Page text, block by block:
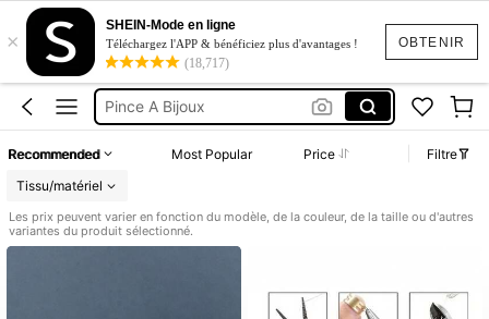
OBTENIR
×
SHEIN-Mode en ligne
Téléchargez l'APP & bénéficiez plus d'avantages !
(18,717)
Pince Bijoux
Pince à Bijoux
Pince A Bijoux
Pince Fabrication De Bijoux
Recommended Most Popular Price
Filtre
Tissu/matériel
Les prix peuvent varier en fonction du modèle, de la couleur, de la taille ou d'autres
variantes du produit sélectionné.